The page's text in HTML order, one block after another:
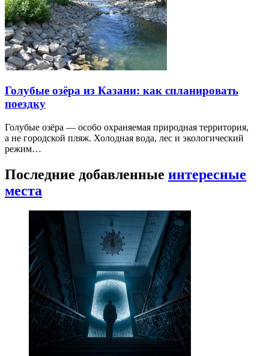
Голубые озёра из Казани: как спланировать
поездку
Голубые озёра — особо охраняемая природная территория,
а не городской пляж. Холодная вода, лес и экологический
режим…
Последние добавленные интересные
места